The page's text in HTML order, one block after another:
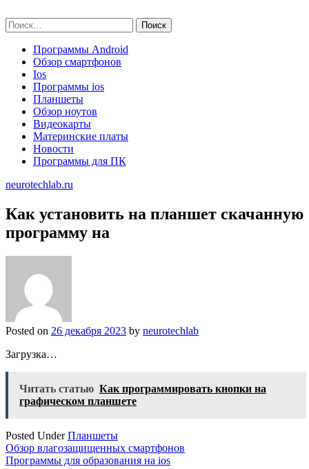
to
content
Найти:
Программы Android
Обзор смартфонов
Ios
Программы ios
Планшеты
Обзор ноутов
Видеокарты
Материнские платы
Новости
Программы для ПК
neurotechlab.ru
Как установить на планшет скачанную
программу на
Posted on 26 декабря 2023 by neurotechlab
Загрузка…
Читать статью Как программировать кнопки на
графическом планшете
Posted UnderПланшеты
Навигация
Обзор влагозащищенных смартфонов
Программы для образования на ios